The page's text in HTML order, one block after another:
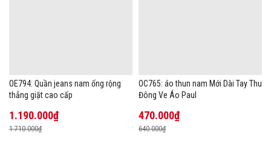
OE794: Quần jeans nam ống rộng
thẳng giặt cao cấp
1.190.000₫
1.710.000₫
OC765: áo thun nam Mới Dài Tay Thu
Đông Ve Áo Paul
470.000₫
640.000₫